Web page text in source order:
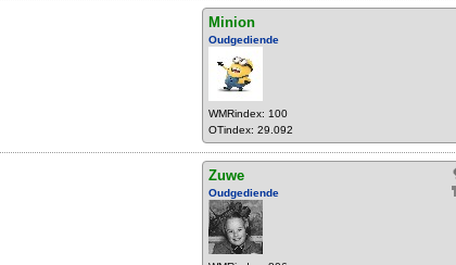
Minion
Oudgediende
WMRindex: 100
OTindex: 29.092
Zuwe
Oudgediende